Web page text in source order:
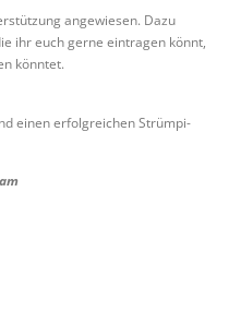
angewiesen. Dazu
ihr euch gerne eintragen könnt,
könntet.
einen erfolgreichen Strümpi-